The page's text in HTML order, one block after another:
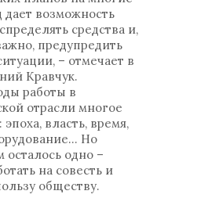
дает возможность
средства и,
предупредить
– отмечает в
Кравчук.
работы в
отрасли многое
власть, время,
Но
одно –
на совесть и
обществу.